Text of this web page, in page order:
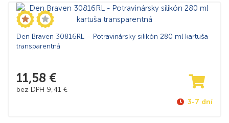
Den Braven 30816RL – Potravinársky silikón 280 ml kartuša
transparentná
11,58 €
bez DPH 9,41 €
3-7 dní